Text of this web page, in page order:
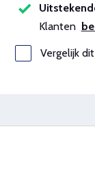
Klanten
Vergelijk